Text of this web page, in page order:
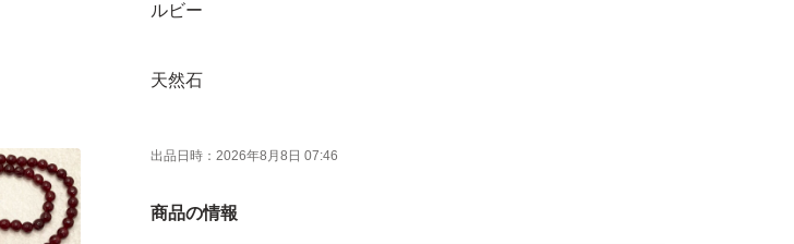
ルビー
天然石
37cm程度
☆インド輸入ハンドメイド作品のため、新品ですが、小傷などあ
出品日時： 2026年8月8日 07:46
商品の情報